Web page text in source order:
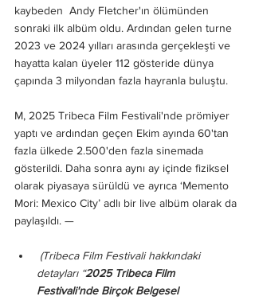
kaybeden  Andy Fletcher'ın ölümünden
sonraki ilk albüm oldu. Ardından gelen turne
2023 ve 2024 yılları arasında gerçekleşti ve
hayatta kalan üyeler 112 gösteride dünya
çapında 3 milyondan fazla hayranla buluştu.
M, 2025 Tribeca Film Festivali'nde prömiyer
yaptı ve ardından geçen Ekim ayında 60'tan
fazla ülkede 2.500'den fazla sinemada
gösterildi. Daha sonra aynı ay içinde fiziksel
olarak piyasaya sürüldü ve ayrıca ‘Memento
Mori: Mexico City’ adlı bir live albüm olarak da
paylaşıldı. —
(Tribeca Film Festivali hakkındaki
detayları “2025 Tribeca Film
Festivali'nde Birçok Belgesel